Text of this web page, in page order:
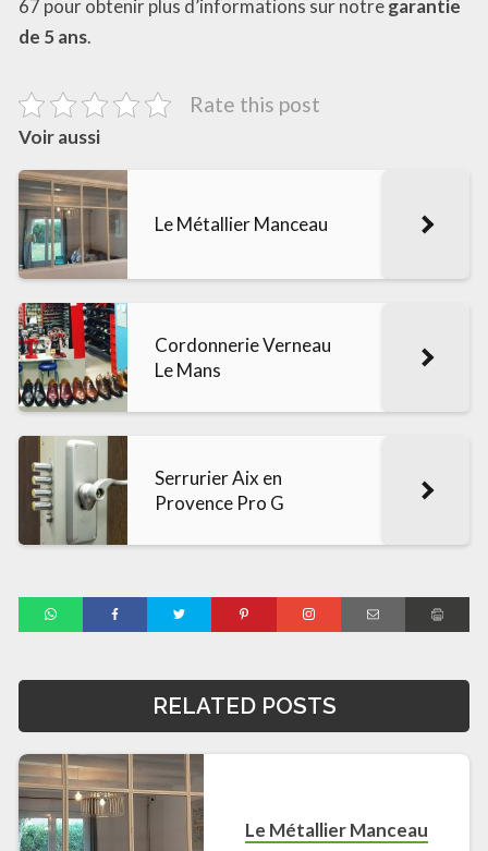
67 pour obtenir plus d’informations sur notregarantie
de 5 ans.
Rate this post
Voir aussi
Le Métallier Manceau
Cordonnerie Verneau
Le Mans
Serrurier Aix en
Provence Pro G
RELATED POSTS
Le Métallier Manceau